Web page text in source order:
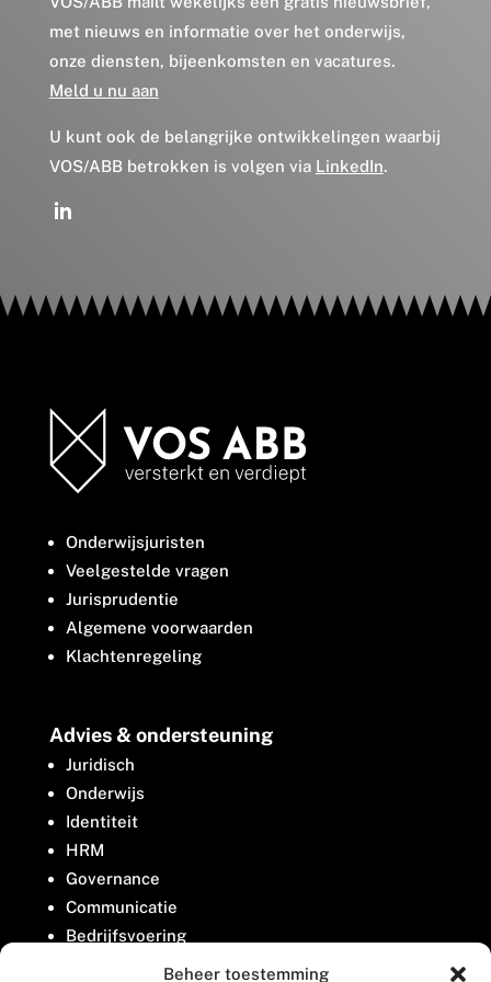
Beheer toestemming
met nieuws en informatie over het onderwijs,
onze diensten, bijeenkomsten en vacatures.
Meld u nu aan
U kunt ook de belangrijke ontwikkelingen waarbij
VOS/ABB betrokken is volgen via LinkedIn.
Onderwijsjuristen
Veelgestelde vragen
Jurisprudentie
Algemene voorwaarden
Klachtenregeling
Advies & ondersteuning
Juridisch
Onderwijs
Identiteit
HRM
Governance
Communicatie
Bedrijfsvoering
Belangenbehartiging